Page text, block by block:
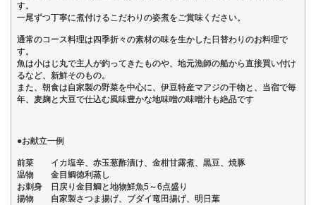
す。
一尾ずつ丁寧に煮付けるこだわりの姿煮をご賞味ください。
通常のコース料理は四季折々の素材の味を生かした日替わりのお料理で
す。
魚は小はじ丸で主人が釣ってきたものや、地元漁師の船から直接買い付け
るなど、新鮮そのもの。
また、朝食は自家製の野菜を中心に、伊豆特産マアジの干物と、当宿で毎
年、麦麹と大豆で仕込む風味豊かな地味噌の味噌汁も絶品です
●お献立一例
前菜 イカ塩辛、赤玉葱酢漬け、金柑甘露煮、黒豆、焼豚
温物 金目鯛徳利蒸し
お刺身 日戻り金目鯛と地物鮮魚5～6点盛り
揚物 自家製さつま揚げ、ブダイ竜田揚げ、明日葉